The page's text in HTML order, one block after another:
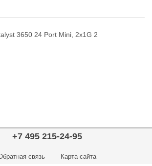
3650 24 Port Mini, 2x1G 2
+7 495 215-24-95
связь Карта сайта